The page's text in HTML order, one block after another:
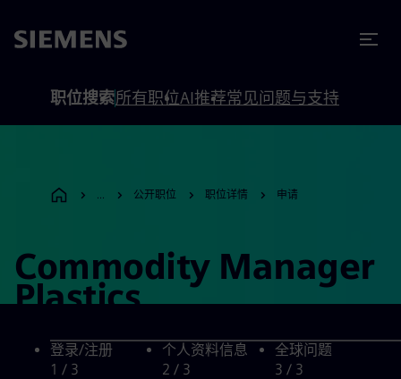
职位搜索所有职位AI推荐常见问题与支持
... 公开职位 职位详情 申请
Commodity Manager
Plastics
登录/注册
1 / 3
个人资料信息
2/ 3
全球问题
3 / 3